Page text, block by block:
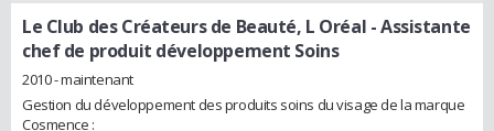
Le Club des Créateurs de Beauté, L Oréal - Assistante
chef de produit développement Soins
2010 - maintenant
Gestion du développement des produits soins du visage de la marque
Cosmence :